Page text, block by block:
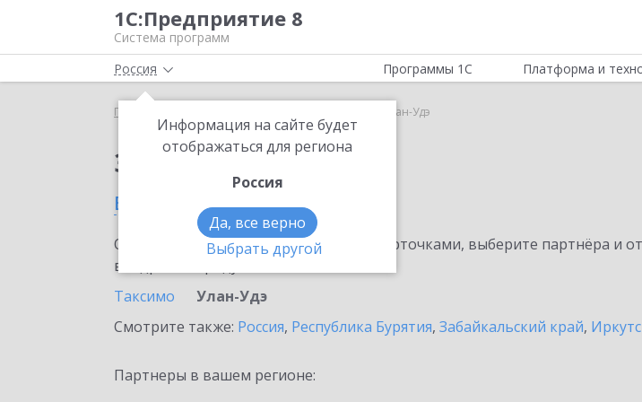
1С:Предприятие 8
Система программ
Россия
Информация на сайте будет
отображаться для региона
Россия
Да, все верно
Выбрать другой
Программы 1С Платформа и
Главная 1С-ОФД в Улан-Удэ
Заказать 1С-ОФД
в Улан-Удэ
Ознакомьтесь с информационными карточками, выберите партнёра и
внедрение продукта.
Таксимо
Улан-Удэ
Смотрите также: Россия, Республика Бурятия, Забайкальский край,
Партнеры в вашем регионе: